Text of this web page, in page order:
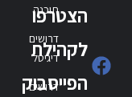
הצטרפו
לקהילת
הפייסבוק
תוכנה
דרושים
דיגיטל
דרושים